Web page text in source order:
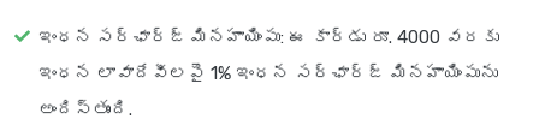
ఇంధన సర్‌ఛార్జ్ మినహాయింపు: ఈ కార్డు రూ. 4000 వరకు
ఇంధన లావాదేవీలపై 1% ఇంధన సర్‌ఛార్జ్ మినహాయింపును
అందిస్తుంది.